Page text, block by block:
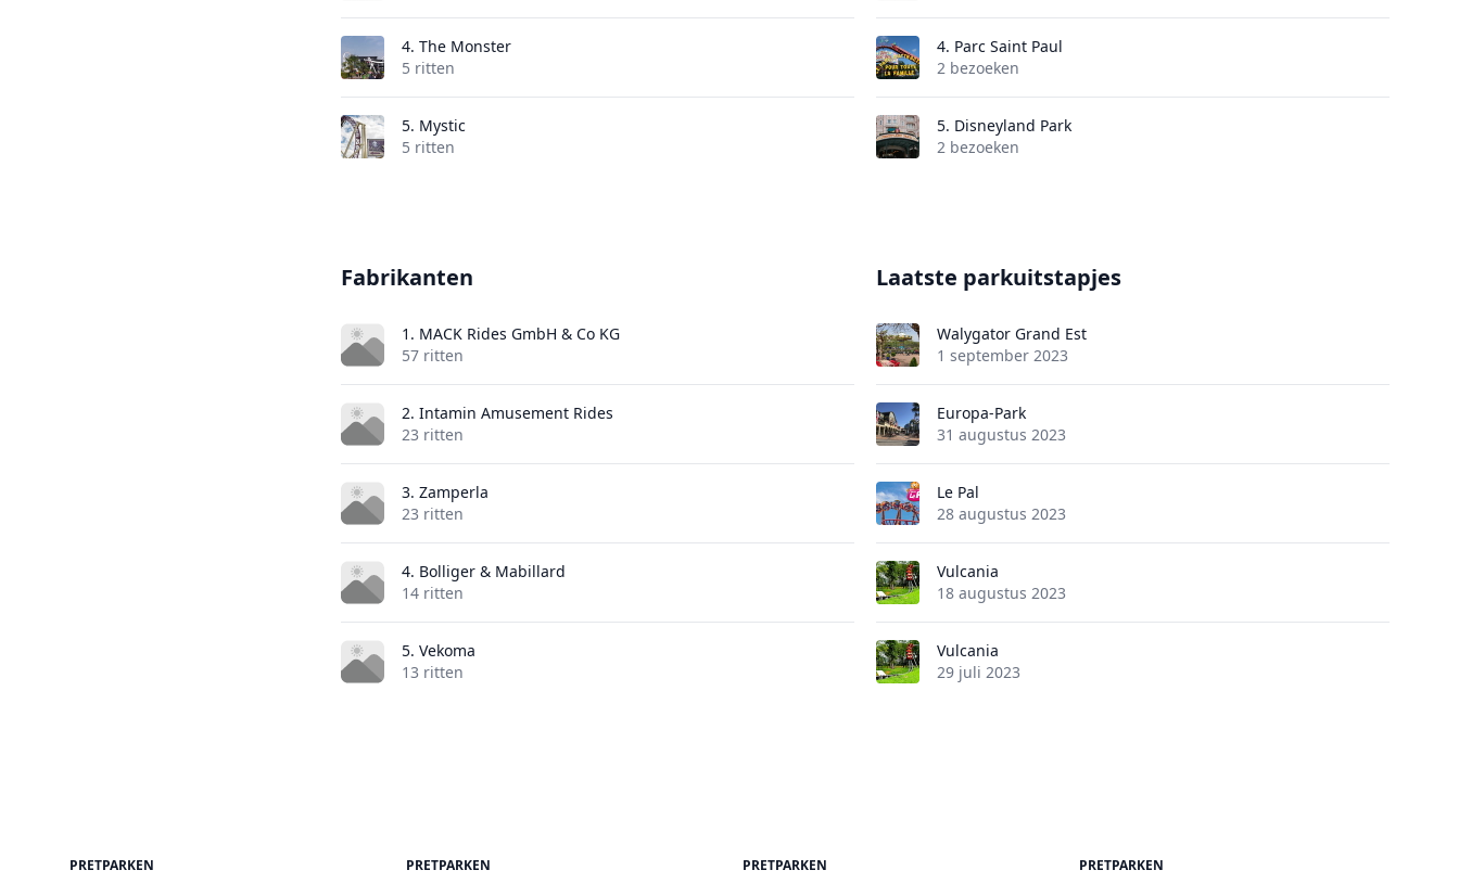
4. The Monster
5 ritten
5. Mystic
5 ritten
4. Parc Saint Paul
2 bezoeken
5. Disneyland Park
2 bezoeken
Fabrikanten
1. MACK Rides GmbH & Co KG
57 ritten
2. Intamin Amusement Rides
23 ritten
3. Zamperla
23 ritten
4. Bolliger & Mabillard
14 ritten
5. Vekoma
13 ritten
Laatste parkuitstapjes
Walygator Grand Est
1 september 2023
Europa-Park
31 augustus 2023
Le Pal
28 augustus 2023
Vulcania
18 augustus 2023
Vulcania
29 juli 2023
PRETPARKEN PRETPARKEN PRETPARKEN PRETPARKEN